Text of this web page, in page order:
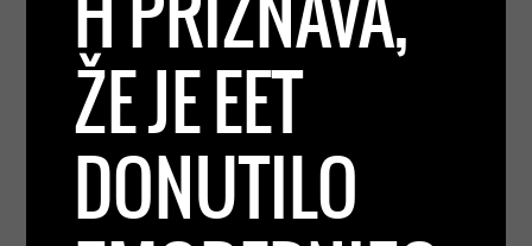
ŽE JE EET
DONUTILO